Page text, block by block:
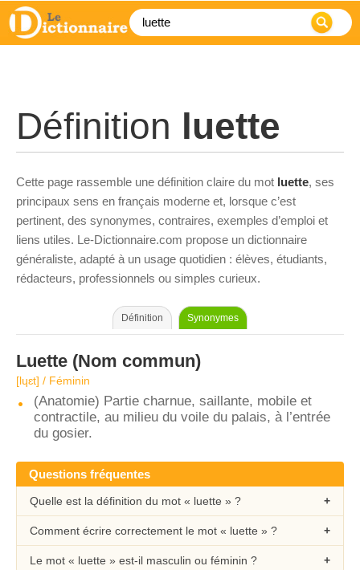
Définition luette
Cette page rassemble une définition claire du mot luette, ses
principaux sens en français moderne et, lorsque c’est
pertinent, des synonymes, contraires, exemples d’emploi et
liens utiles. Le-Dictionnaire.com propose un dictionnaire
généraliste, adapté à un usage quotidien : élèves, étudiants,
rédacteurs, professionnels ou simples curieux.
Définition Synonymes
Luette (Nom commun)
[lɥɛt] / Féminin
(Anatomie) Partie charnue, saillante, mobile et
contractile, au milieu du voile du palais, à l’entrée
du gosier.
Questions fréquentes
Quelle est la définition du mot « luette » ?
Comment écrire correctement le mot « luette » ?
Le mot « luette » est-il masculin ou féminin ?